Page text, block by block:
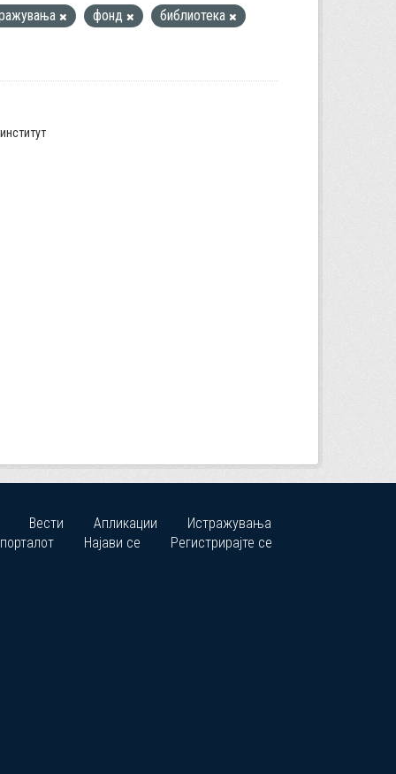
фонд библиотека
Вести Апликации
Истражувања
Најави се Регистрирајте се